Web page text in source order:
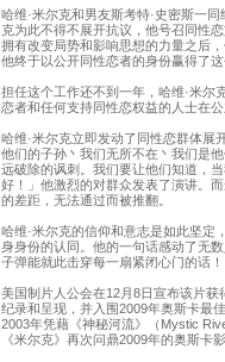
哈维·米尔克和男友斯考特·史密斯一
克为此不得不展开抗议，他号召同性
拥有改变局势和影响思想的力量之后
他终于以公开同性恋者的身份赢得了这
担任这个工作还不到一年，哈维·米尔
恋者和任何支持同性恋权益的人士在公
哈维·米尔克立即发动了同性恋群体展
他们的子孙丶我们无所不在丶我们是
远破除的讽刺。我们要让他们知道，
好！」他激烈的对群众发表了演讲。
的差距，无法通过而被推翻。
哈维·米尔克的信仰和意志是如此坚定
身身份的认同。他的一句话感动了无
子弹能就此击穿每一扇紧闭心门的话！
美国制片人公会在12月8日宣布该片
纪录和呈现，并入围2009年奥斯卡最
2003年凭藉《神秘河流》（Mystic
《米尔克》再次问鼎2009年的奥斯卡影